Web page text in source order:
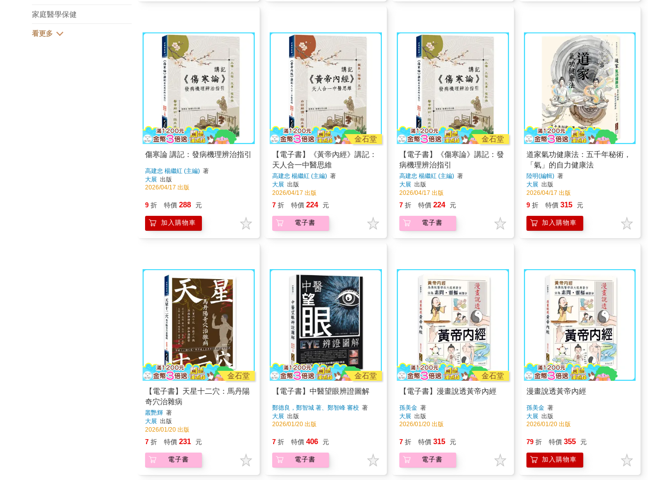
家庭醫學保健
傷寒論 講記：發病機理辨治指引
高建忠 楊繼紅 (主編) 著
大展 出版
2026/04/17 出版
9 折 特價 288 元
加入購物車
金石堂
【電子書】《黃帝內經》講記：
天人合一中醫思維
高建忠 楊繼紅 (主編)著
大展 出版
2026/04/17 出版
7 折 特價 224 元
電子書
金石堂
【電子書】《傷寒論》講記：發
病機理辨治指引
高建忠 楊繼紅 (主編)著
大展 出版
2026/04/17 出版
7 折 特價 224 元
電子書
道家氣功健康法：五千年秘術，
「氣」的自力健康法
陸明(編輯)著
大展 出版
2026/04/17 出版
9 折 特價 315 元
加入購物車
金石堂
【電子書】天星十二穴：馬丹陽
奇穴治雜病
叢艷輝 著
大展 出版
2026/01/20 出版
7 折 特價 231 元
電子書
金石堂
【電子書】中醫望眼辨證圖解
鄭德良，鄭智城 著、鄭智峰 審校著
大展 出版
2026/01/20 出版
7 折 特價 406 元
電子書
金石堂
【電子書】漫畫說透黃帝內經
孫美金著
大展 出版
2026/01/20 出版
7 折 特價 315 元
電子書
漫畫說透黃帝內經
孫美金著
大展 出版
2026/01/20 出版
79 折 特價 355 元
加入購物車